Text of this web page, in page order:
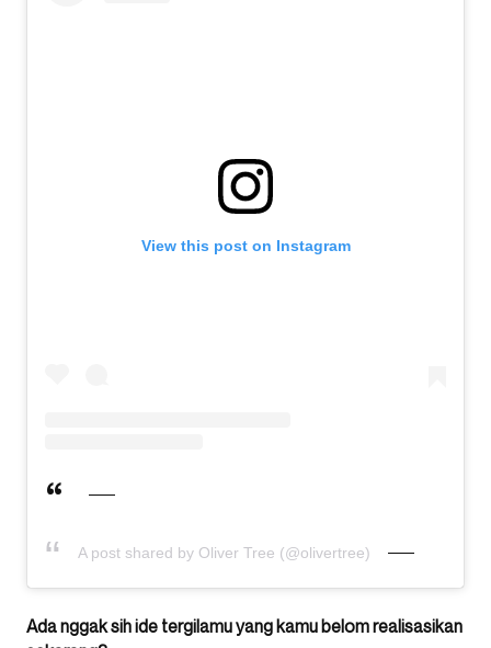
View this post on Instagram
A post shared by Oliver Tree (@olivertree)
Ada nggak sih ide tergilamu yang kamu belom realisasikan